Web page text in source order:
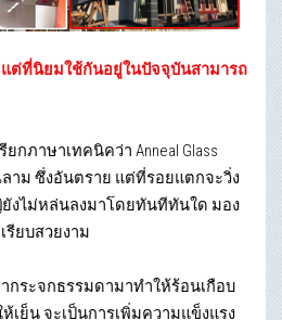
ต่ที่นิยมใช้กันอยู่ในปัจจุบันสามารถ
ยกภาษาเทคนิคว่า Anneal Glass
าม ซึ่งอันตราย แต่ที่รอยแตกจะวิ่ง
งไม่หล่นลงมาโดยทันทีทันใด มอง
รียบสวยงาม
กระจกธรรมดามาทำให้ร้อนเกือบ
เย็น จะเป็นการเพิ่มความแข็งแรง